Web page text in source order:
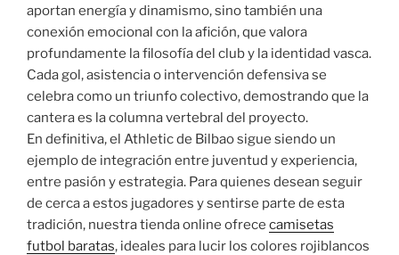
aportan energía y dinamismo, sino también una
conexión emocional con la afición, que valora
profundamente la filosofía del club y la identidad vasca.
Cada gol, asistencia o intervención defensiva se
celebra como un triunfo colectivo, demostrando que la
cantera es la columna vertebral del proyecto.
En definitiva, el Athletic de Bilbao sigue siendo un
ejemplo de integración entre juventud y experiencia,
entre pasión y estrategia. Para quienes desean seguir
de cerca a estos jugadores y sentirse parte de esta
tradición, nuestra tienda online ofrece camisetas
futbol baratas, ideales para lucir los colores rojiblancos